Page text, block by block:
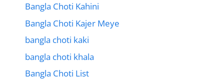
Bangla Choti Kahini
Bangla Choti Kajer Meye
bangla choti kaki
bangla choti khala
Bangla Choti List